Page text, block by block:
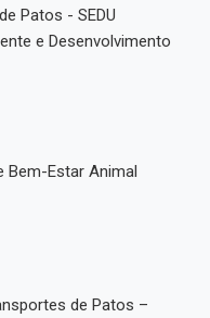
Patos - SEDU
e Desenvolvimento
Bem-Estar Animal
de Patos –